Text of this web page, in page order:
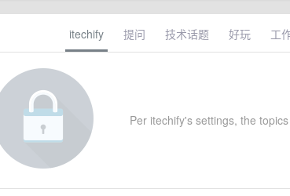
itechify 提问 技术话题 好玩 工
Per itechify's settings, the